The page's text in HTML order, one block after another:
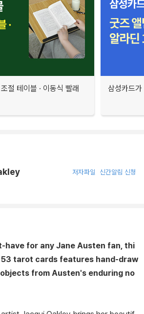
절 테이블 · 이동식 빨래
삼성카드
저자파일 신간알림 신청
have for any Jane Austen fan, thi
tarot cards features hand-draw
from Austen's enduring no